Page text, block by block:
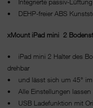
• Integrierte passiv-Lüftung
• DEHP-freier ABS
xMount iPad mini 2
• iPad mini 2 Halter des
drehbar
• und lässt sich um 45° im
• Alle Einstellungen lassen
• USB Ladefunktion mit